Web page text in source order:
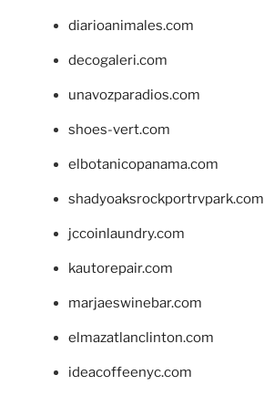
diarioanimales.com
decogaleri.com
unavozparadios.com
shoes-vert.com
elbotanicopanama.com
shadyoaksrockportrvpark.com
jccoinlaundry.com
kautorepair.com
marjaeswinebar.com
elmazatlanclinton.com
ideacoffeenyc.com